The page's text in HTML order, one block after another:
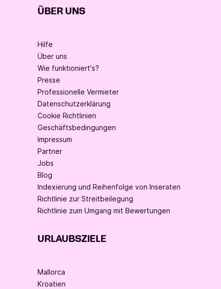
ÜBER UNS
Hilfe
Über uns
Wie funktioniert's?
Presse
Professionelle Vermieter
Datenschutzerklärung
Cookie Richtlinien
Geschäftsbedingungen
Impressum
Partner
Jobs
Blog
Indexierung und Reihenfolge von Inseraten
Richtlinie zur Streitbeilegung
Richtlinie zum Umgang mit Bewertungen
URLAUBSZIELE
Mallorca
Kroatien